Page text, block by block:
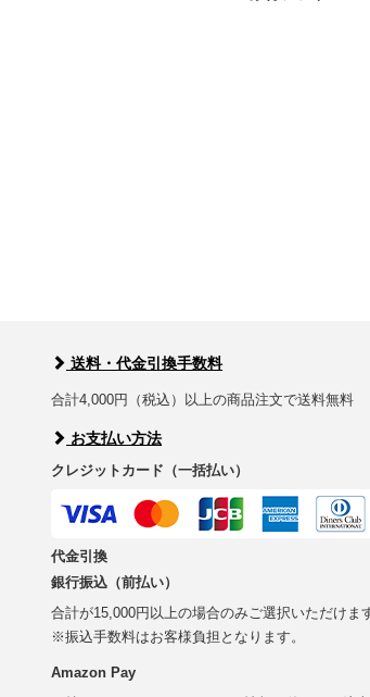
送料・代金引換手数料
合計4,000円（税込）以上の商品注文で送料無料
お支払い方法
クレジットカード（一括払い）
代金引換
銀行振込（前払い）
合計が15,000円以上の場合のみご選択いただけま
※振込手数料はお客様負担となります。
Amazon Pay